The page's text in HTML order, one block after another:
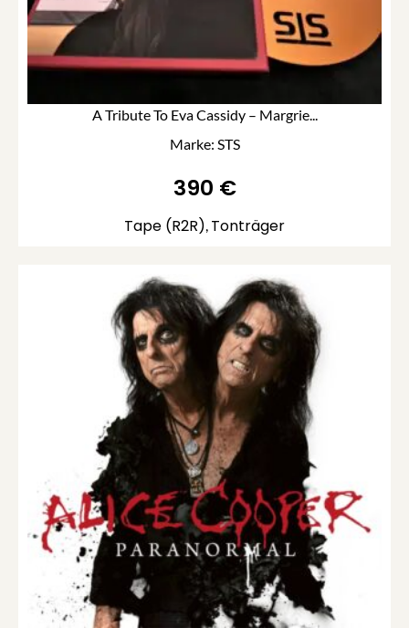
Tape (R2R) Tonträger
A Tribute To Eva Cassidy – Margrie...
Marke: STS
390 €